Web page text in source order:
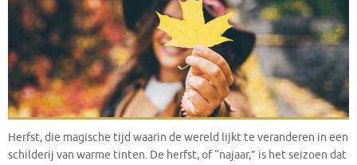
Herfst, die magische tijd waarin de wereld lijkt te veranderen in een
schilderij van warme tinten. De herfst, of “najaar,” is het seizoen dat